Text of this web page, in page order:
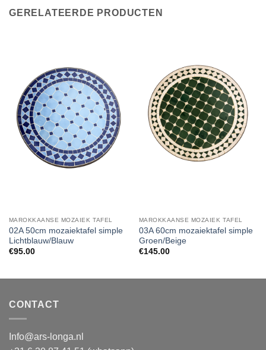
GERELATEERDE PRODUCTEN
MAROKKAANSE MOZAIEK TAFEL
02A 50cm mozaiektafel simple
Lichtblauw/Blauw
€95.00
MAROKKAANSE MOZAIEK TAFEL
03A 60cm mozaiektafel simple
Groen/Beige
€145.00
CONTACT
Info@ars-longa.nl